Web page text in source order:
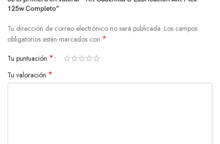
125w Completo”
Tu dirección de correo electrónico no será publicada. Los campos
obligatorios están marcados con *
Tu puntuación *
Tu valoración *